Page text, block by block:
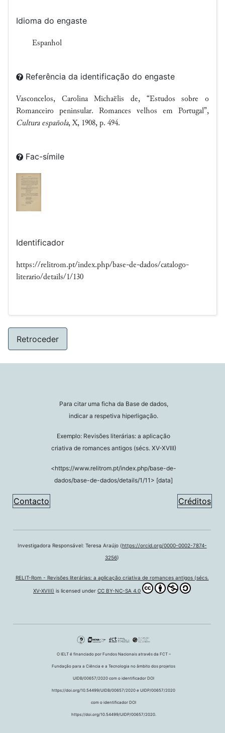
Idioma do engaste
Espanhol
Referência da identificação do engaste
Vasconcelos, Carolina Michaëlis de, “Estudos sobre o
Romanceiro peninsular. Romances velhos em Portugal”,
Cultura española, X, 1908, p. 494.
Fac-símile
Identificador
https://relitrom.pt/index.php/base-de-dados/catalogo-
literario/details/1/130
Retroceder
Para citar uma ficha da Base de dados,
indicar a respetiva hiperligação.
Exemplo: Revisões literárias: a aplicação
criativa de romances antigos (sécs. XV-XVIII)
<https://www.relitrom.pt/index.php/base-de-
dados/base-de-dados/details/1/11> [data]
Contacto Créditos
Investigadora Responsável: Teresa Araújo (https://orcid.org/0000-0002-7874-
3256)
RELIT-Rom - Revisões literárias: a aplicação criativa de romances antigos (sécs.
XV-XVIII) is licensed under CC BY-NC-SA 4.0
O IELT é financiado por Fundos Nacionais através da FCT –
Fundação para a Ciência e a Tecnologia no âmbito dos projetos
UIDB/00657/2020 com o identificador DOI
https://doi.org/10.54499/UIDB/00657/2020 e UIDP/00657/2020
com o identificador DOI
https://doi.org/10.54499/UIDP/00657/2020.